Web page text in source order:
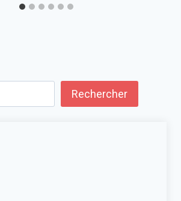
Rechercher